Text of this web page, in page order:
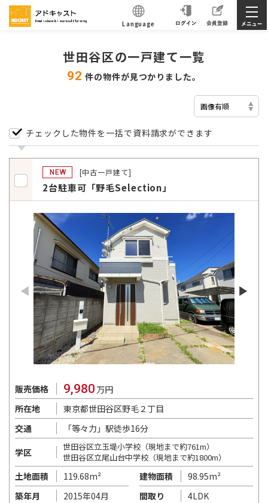
Language
世田谷区の一戸建て一覧
92 件の物件が見つかりました。
チェックした物件を一括で資料請求ができます
NEW [中古一戸建て]
2台駐車可「野毛Selection」
販売価格 9,980 万円
所在地
東京都世田谷区野毛２丁目
交通
「等々力」駅徒歩16分
学区
世田谷区立玉堤小学校（現地まで約761m）
世田谷区立尾山台中学校（現地まで約1800m）
土地面積 119.68m² 建物面積
98.95m²
築年月
2015年04月 間取り 4LDK